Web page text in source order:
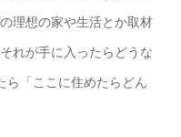
理想の家や生活とか取材
れが手に入ったらどうな
ら「ここに住めたらどん